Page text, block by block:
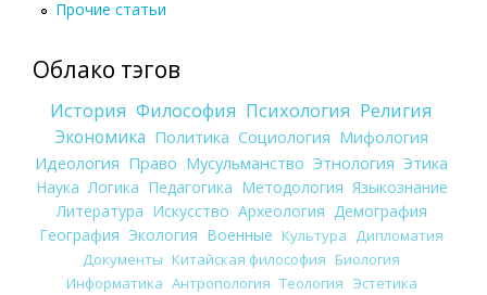
Прочие статьи
Облако тэгов
История Философия Психология Религия
Экономика Политика Социология Мифология
Идеология Право Мусульманство Этнология Этика
Наука Логика Педагогика Методология Языкознание
Литература Искусство Археология Демография
География Экология Военные Культура
Дипломатия
Документы Китайская философия Биология
Информатика Антропология Теология Эстетика